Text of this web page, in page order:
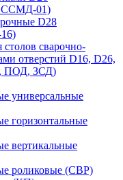
ССМД-01)
D28
сварочно-
отверстий D16, D26,
ПОД, ЗСД)
универсальные
горизонтальные
вертикальные
роликовые (СВР)